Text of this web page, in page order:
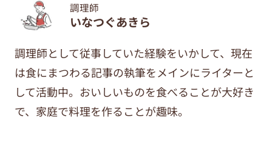
調理師
いなつぐあきら
調理師として従事していた経験をいかして、現在
は食にまつわる記事の執筆をメインにライターと
して活動中。おいしいものを食べることが大好き
で、家庭で料理を作ることが趣味。